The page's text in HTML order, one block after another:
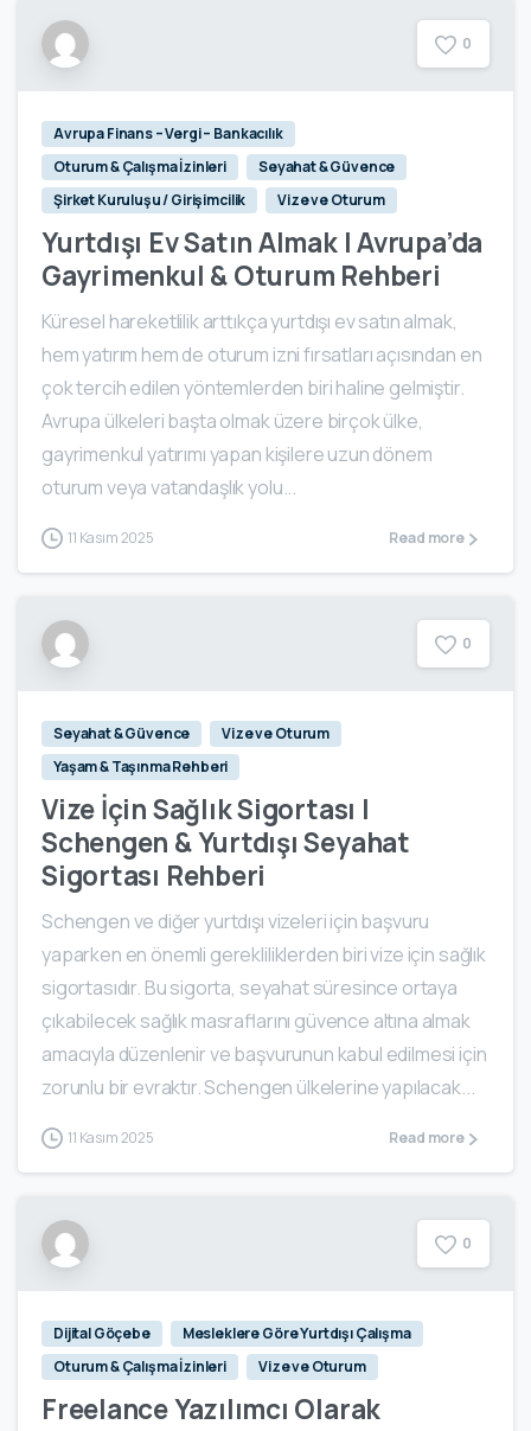
0
Avrupa Finans – Vergi – Bankacılık
Oturum & Çalışma İzinleri
Seyahat & Güvence
Şirket Kuruluşu / Girişimcilik
Vize ve Oturum
Yurtdışı Ev Satın Almak | Avrupa’da
Gayrimenkul & Oturum Rehberi
Küresel hareketlilik arttıkça yurtdışı ev satın almak,
hem yatırım hem de oturum izni fırsatları açısından en
çok tercih edilen yöntemlerden biri haline gelmiştir.
Avrupa ülkeleri başta olmak üzere birçok ülke,
gayrimenkul yatırımı yapan kişilere uzun dönem
oturum veya vatandaşlık yolu...
11 Kasım 2025 Read more
0
Seyahat & Güvence
Vize ve Oturum
Yaşam & Taşınma Rehberi
Vize İçin Sağlık Sigortası |
Schengen & Yurtdışı Seyahat
Sigortası Rehberi
Schengen ve diğer yurtdışı vizeleri için başvuru
yaparken en önemli gerekliliklerden biri vize için sağlık
sigortasıdır. Bu sigorta, seyahat süresince ortaya
çıkabilecek sağlık masraflarını güvence altına almak
amacıyla düzenlenir ve başvurunun kabul edilmesi için
zorunlu bir evraktır. Schengen ülkelerine yapılacak...
11 Kasım 2025 Read more
0
Dijital Göçebe
Mesleklere Göre Yurtdışı Çalışma
Oturum & Çalışma İzinleri
Vize ve Oturum
Freelance Yazılımcı Olarak